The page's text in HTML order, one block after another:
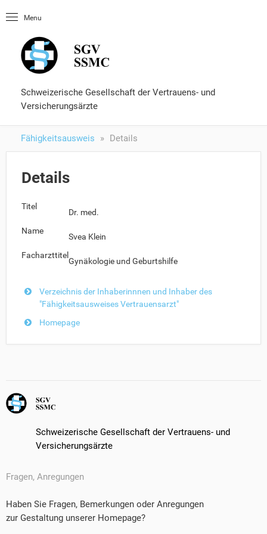
Menu
Schweizerische Gesellschaft der Vertrauens- und
Versicherungsärzte
Fähigkeitsausweis Details
Details
Titel
Dr. med.
Name
Svea Klein
Facharzttitel
Gynäkologie und Geburtshilfe
Verzeichnis der Inhaberinnnen und Inhaber des
"Fähigkeitsausweises Vertrauensarzt"
Homepage
Schweizerische Gesellschaft der Vertrauens- und
Versicherungsärzte
Fragen, Anregungen
Haben Sie Fragen, Bemerkungen oder Anregungen
zur Gestaltung unserer Homepage?
Nachschlagewerke
Fähigkeitsausweis
Formulare und Services